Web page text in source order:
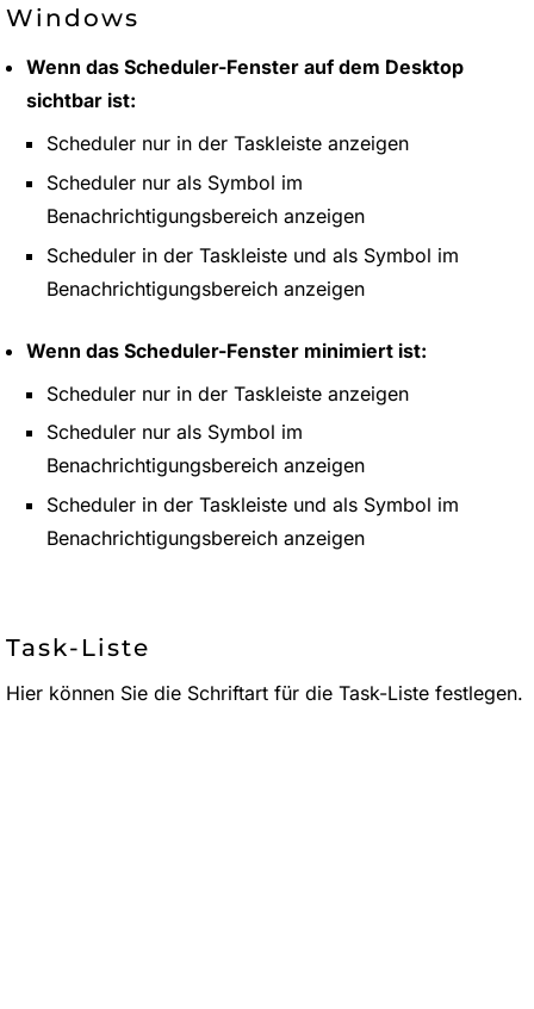
Windows
Wenn das Scheduler-Fenster auf dem Desktop
sichtbar ist:
Scheduler nur in der Taskleiste anzeigen
Scheduler nur als Symbol im
Benachrichtigungsbereich anzeigen
Scheduler in der Taskleiste und als Symbol im
Benachrichtigungsbereich anzeigen
Wenn das Scheduler-Fenster minimiert ist:
Scheduler nur in der Taskleiste anzeigen
Scheduler nur als Symbol im
Benachrichtigungsbereich anzeigen
Scheduler in der Taskleiste und als Symbol im
Benachrichtigungsbereich anzeigen
Task-Liste
Hier können Sie die Schriftart für die Task-Liste festlegen.